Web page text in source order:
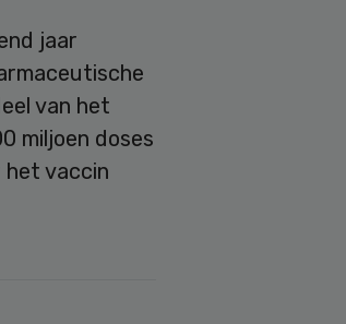
jaar
van het
miljoen doses
het vaccin